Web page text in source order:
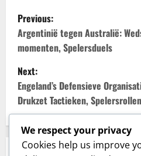
P
o
s
t
n
a
Previous:
Argentinië tegen Australië:
momenten, Spelersduels
Next:
Engeland’s Defensieve
Drukzet Tactieken, Spelersrollen
We respect your privacy
Cookies help us improve